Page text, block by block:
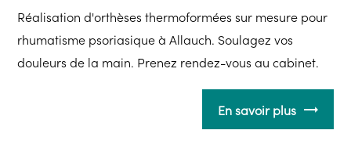
Réalisation d'orthèses thermoformées sur mesure pour
rhumatisme psoriasique à Allauch. Soulagez vos
douleurs de la main. Prenez rendez-vous au cabinet.
En savoir plus